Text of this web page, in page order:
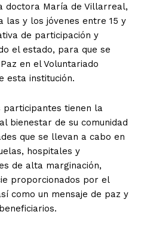
doctora María de Villarreal,
las y los jóvenes entre 15 y
de participación y
el estado, para que se
en el Voluntariado
esta institución.
participantes tienen la
bienestar de su comunidad
que se llevan a cabo en
hospitales y
de alta marginación,
proporcionados por el
como un mensaje de paz y